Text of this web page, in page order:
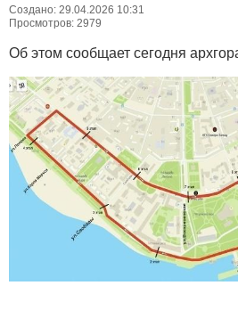
Создано: 29.04.2026 10:31
Просмотров: 2979
Об этом сообщает сегодня